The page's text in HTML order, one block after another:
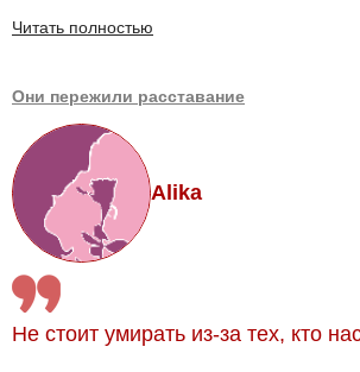
Читать полностью
Они пережили расставание
Alika
Не стоит умирать из-за тех, кто